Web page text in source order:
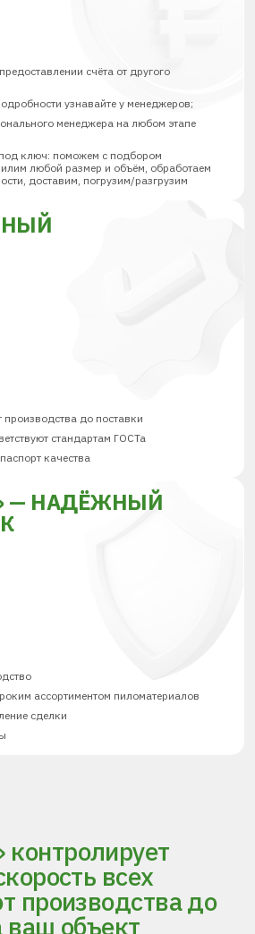
счёта от другого
узнавайте у менеджеров;
менеджера на любом этапе
ключ: поможем с подбором
любой размер и объём, обработаем
доставим, погрузим/разгрузим
производства до поставки
стандартам ГОСТа
качества
— НАДЁЖНЫЙ
ассортиментом пиломатериалов
сделки
всех
производства до
ваш объект